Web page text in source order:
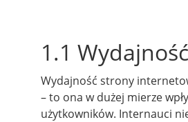
1.1 Wydajność
Wydajność strony
– to ona w dużej mierze
użytkowników. Internauci